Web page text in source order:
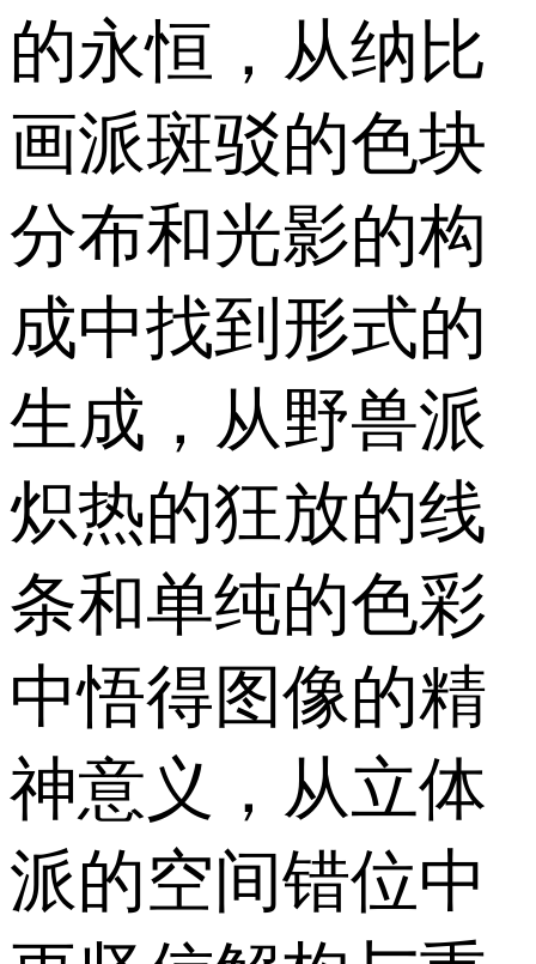
的永恒，从纳比
画派斑驳的色块
分布和光影的构
成中找到形式的
生成，从野兽派
炽热的狂放的线
条和单纯的色彩
中悟得图像的精
神意义，从立体
派的空间错位中